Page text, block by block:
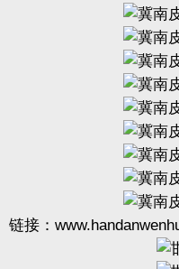
链接：